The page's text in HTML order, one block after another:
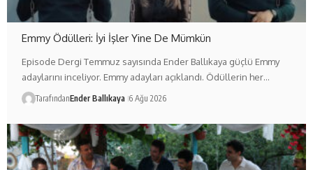
Emmy Ödülleri: İyi İşler Yine De Mümkün
Episode Dergi Temmuz sayısında Ender Ballıkaya güçlü Emmy
adaylarını inceliyor. Emmy adayları açıklandı. Ödüllerin her…
TarafındanEnder Ballıkaya 6 Ağu 2026